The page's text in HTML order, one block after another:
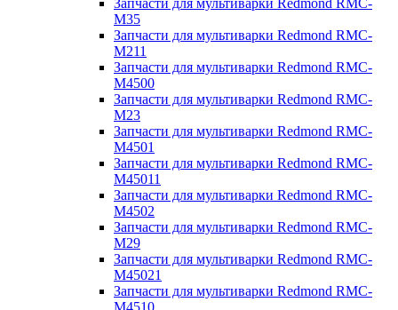
Запчасти для мультиварки Redmond RMC-
M35
Запчасти для мультиварки Redmond RMC-
M211
Запчасти для мультиварки Redmond RMC-
M4500
Запчасти для мультиварки Redmond RMC-
M23
Запчасти для мультиварки Redmond RMC-
M4501
Запчасти для мультиварки Redmond RMC-
M45011
Запчасти для мультиварки Redmond RMC-
M4502
Запчасти для мультиварки Redmond RMC-
M29
Запчасти для мультиварки Redmond RMC-
M45021
Запчасти для мультиварки Redmond RMC-
M4510